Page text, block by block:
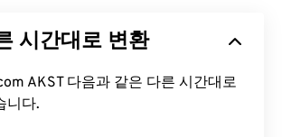
시간대로 변환
AKST 다음과 같은 다른 시간대로
니다.